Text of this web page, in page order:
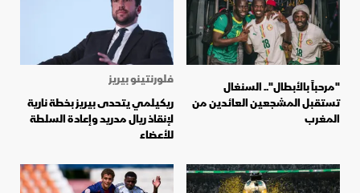
"مرحباً بالأبطال".. السنغال
تستقبل المشجعين العائدين من
المغرب
فلورنتينو بيريز
ريكيلمي يتحدى بيريز بخطة نارية
لإنقاذ ريال مدريد وإعادة السلطة
للأعضاء